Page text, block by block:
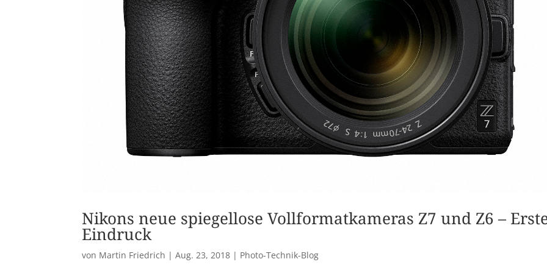
Nikons neue spiegellose Vollformatkameras Z7 und Z6 –
Eindruck
von Martin Friedrich |Aug. 23, 2018 | Photo-Technik-Blog